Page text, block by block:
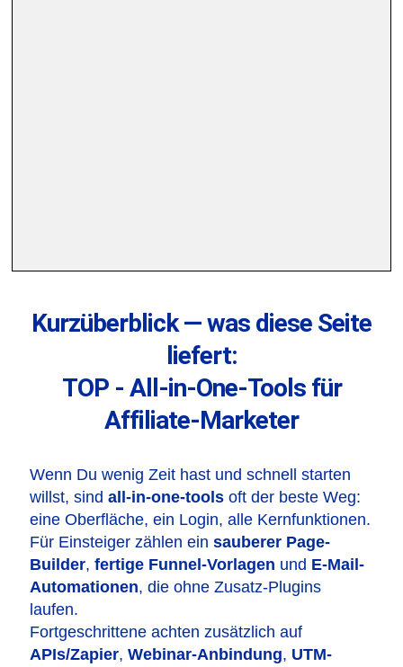
Kurzüberblick — was diese Seite
liefert:
TOP - All-in-One-Tools für
Affiliate-Marketer
Wenn Du wenig Zeit hast und schnell starten
willst, sind all-in-one-tools oft der beste Weg:
eine Oberfläche, ein Login, alle Kernfunktionen.
Für Einsteiger zählen ein sauberer Page-
Builder, fertige Funnel-Vorlagen und E-Mail-
Automationen, die ohne Zusatz-Plugins
laufen.
Fortgeschrittene achten zusätzlich auf
APIs/Zapier, Webinar-Anbindung, UTM-